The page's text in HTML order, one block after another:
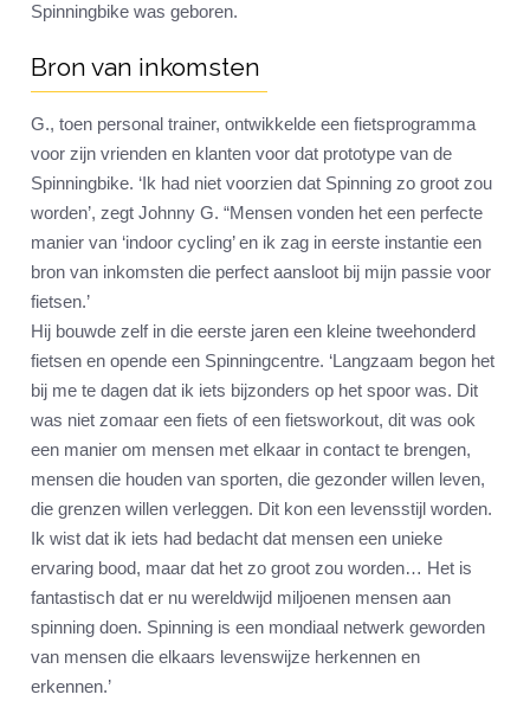
Spinningbike was geboren.
Bron van inkomsten
G., toen personal trainer, ontwikkelde een fietsprogramma
voor zijn vrienden en klanten voor dat prototype van de
Spinningbike. ‘Ik had niet voorzien dat Spinning zo groot zou
worden’, zegt Johnny G. “Mensen vonden het een perfecte
manier van ‘indoor cycling’ en ik zag in eerste instantie een
bron van inkomsten die perfect aansloot bij mijn passie voor
fietsen.’
Hij bouwde zelf in die eerste jaren een kleine tweehonderd
fietsen en opende een Spinningcentre. ‘Langzaam begon het
bij me te dagen dat ik iets bijzonders op het spoor was. Dit
was niet zomaar een fiets of een fietsworkout, dit was ook
een manier om mensen met elkaar in contact te brengen,
mensen die houden van sporten, die gezonder willen leven,
die grenzen willen verleggen. Dit kon een levensstijl worden.
Ik wist dat ik iets had bedacht dat mensen een unieke
ervaring bood, maar dat het zo groot zou worden… Het is
fantastisch dat er nu wereldwijd miljoenen mensen aan
spinning doen. Spinning is een mondiaal netwerk geworden
van mensen die elkaars levenswijze herkennen en
erkennen.’